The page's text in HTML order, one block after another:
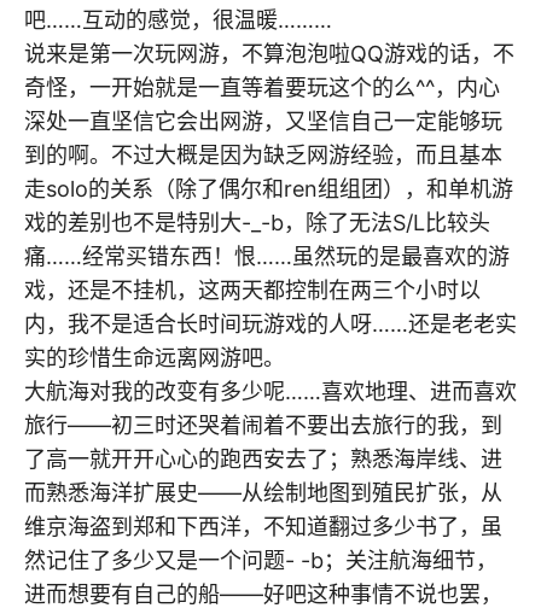
吧……互动的感觉，很温暖………
说来是第一次玩网游，不算泡泡啦QQ游戏的话，不
奇怪，一开始就是一直等着要玩这个的么^^，内心
深处一直坚信它会出网游，又坚信自己一定能够玩
到的啊。不过大概是因为缺乏网游经验，而且基本
走solo的关系（除了偶尔和ren组组团），和单机游
戏的差别也不是特别大-_-b，除了无法S/L比较头
痛……经常买错东西！恨……虽然玩的是最喜欢的游
戏，还是不挂机，这两天都控制在两三个小时以
内，我不是适合长时间玩游戏的人呀……还是老老实
实的珍惜生命远离网游吧。
大航海对我的改变有多少呢……喜欢地理、进而喜欢
旅行——初三时还哭着闹着不要出去旅行的我，到
了高一就开开心心的跑西安去了；熟悉海岸线、进
而熟悉海洋扩展史——从绘制地图到殖民扩张，从
维京海盗到郑和下西洋，不知道翻过多少书了，虽
然记住了多少又是一个问题- -b；关注航海细节，
进而想要有自己的船——好吧这种事情不说也罢，